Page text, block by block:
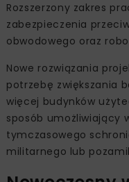
Rozszerzony zakres
zabezpieczenia
obwodowego oraz
Nowe rozwiązania
potrzebę zwiększania
więcej budynków
sposób umożliwiający
tymczasowego
militarnego lub